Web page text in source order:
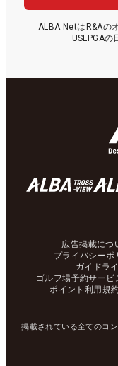
ALBA NetはR&Aの
USLPGAの
広告掲載につ
プライバシーポ
ガイドラ
ゴルフ場予約サービ
ポイント利用規
掲載されている全てのコ